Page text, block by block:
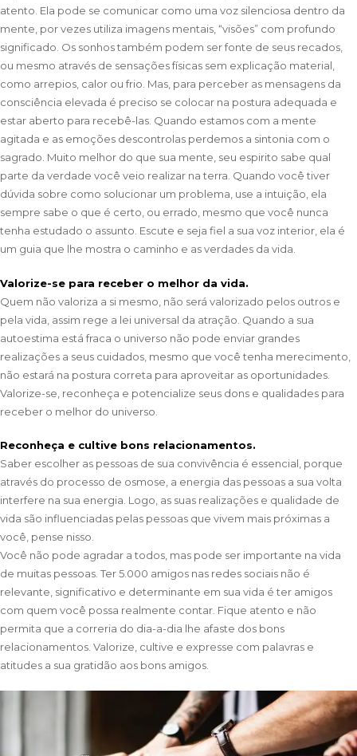
atento. Ela pode se comunicar como uma voz silenciosa dentro da
mente, por vezes utiliza imagens mentais, “visões” com profundo
significado. Os sonhos também podem ser fonte de seus recados,
ou mesmo através de sensações físicas sem explicação material,
como arrepios, calor ou frio. Mas, para perceber as mensagens da
consciência elevada é preciso se colocar na postura adequada e
estar aberto para recebê-las. Quando estamos com a mente
agitada e as emoções descontrolas perdemos a sintonia com o
sagrado. Muito melhor do que sua mente, seu espirito sabe qual
parte da verdade você veio realizar na terra. Quando você tiver
dúvida sobre como solucionar um problema, use a intuição, ela
sempre sabe o que é certo, ou errado, mesmo que você nunca
tenha estudado o assunto. Escute e seja fiel a sua voz interior, ela é
um guia que lhe mostra o caminho e as verdades da vida.
Valorize-se para receber o melhor da vida.
Quem não valoriza a si mesmo, não será valorizado pelos outros e
pela vida, assim rege a lei universal da atração. Quando a sua
autoestima está fraca o universo não pode enviar grandes
realizações a seus cuidados, mesmo que você tenha merecimento,
não estará na postura correta para aproveitar as oportunidades.
Valorize-se, reconheça e potencialize seus dons e qualidades para
receber o melhor do universo.
Reconheça e cultive bons relacionamentos.
Saber escolher as pessoas de sua convivência é essencial, porque
através do processo de osmose, a energia das pessoas a sua volta
interfere na sua energia. Logo, as suas realizações e qualidade de
vida são influenciadas pelas pessoas que vivem mais próximas a
você, pense nisso.
Você não pode agradar a todos, mas pode ser importante na vida
de muitas pessoas. Ter 5.000 amigos nas redes sociais não é
relevante, significativo e determinante em sua vida é ter amigos
com quem você possa realmente contar. Fique atento e não
permita que a correria do dia-a-dia lhe afaste dos bons
relacionamentos. Valorize, cultive e expresse com palavras e
atitudes a sua gratidão aos bons amigos.